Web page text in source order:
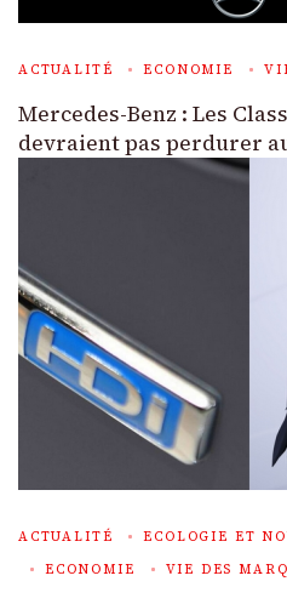
ACTUALITÉ ECONOMIE
Mercedes-Benz : Les
devraient pas perdurer
ACTUALITÉ
ECOLOGIE ET
ECONOMIE
VIE DES